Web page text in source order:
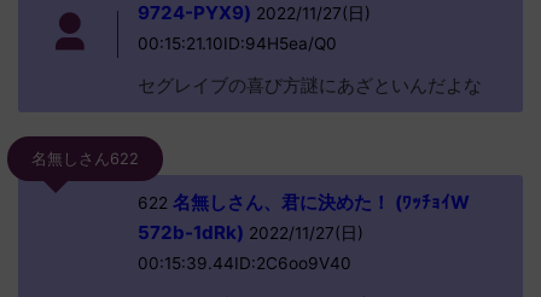
9724-PYX9) 2022/11/27(日)
00:15:21.10ID:94H5ea/Q0
セグレイブの喜び方謎にあざといんだよな
名無しさん622
622 名無しさん、君に決めた！ (ﾜｯﾁｮｲW
572b-1dRk) 2022/11/27(日)
00:15:39.44ID:2C6oo9V40